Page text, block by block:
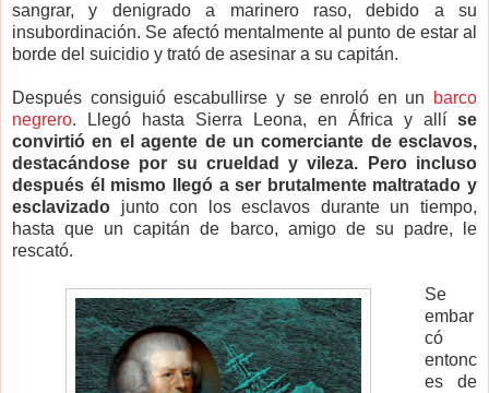
sangrar, y denigrado a marinero raso, debido a su
insubordinación. Se afectó mentalmente al punto de estar al
borde del suicidio y trató de asesinar a su capitán.
Después consiguió escabullirse y se enroló en un
barco
negrero. Llegó hasta Sierra Leona, en África y allí se
convirtió en el agente de un comerciante de esclavos,
destacándose por su crueldad y vileza. Pero incluso
después él mismo llegó a ser brutalmente maltratado y
esclavizado junto con los esclavos durante un tiempo,
hasta que un capitán de barco, amigo de su padre, le
rescató.
Se
embar
có
entonc
es de